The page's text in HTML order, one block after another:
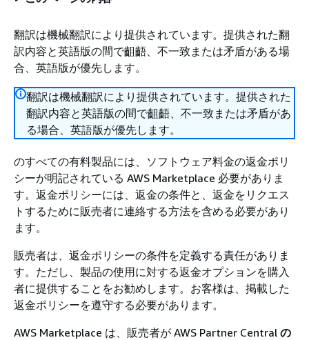
翻訳は機械翻訳により提供されています。提供された翻
訳内容と英語版の間で齟齬、不一致または矛盾がある場
合、英語版が優先します。
翻訳は機械翻訳により提供されています。提供された
翻訳内容と英語版の間で齟齬、不一致または矛盾があ
る場合、英語版が優先します。
のすべての有料製品には、ソフトウェア料金の返金ポリ
シーが明記されている AWS Marketplace 必要がありま
す。返金ポリシーには、返金の条件と、返金をリクエス
トするために販売者に連絡する方法を含める必要があり
ます。
販売者は、返金ポリシーの条件を定義する責任がありま
す。ただし、製品の使用に対する返金オプションを購入
者に提供することをお勧めします。お客様は、掲載した
返金ポリシーを遵守する必要があります。
AWS Marketplace は、販売者が AWS Partner Central の